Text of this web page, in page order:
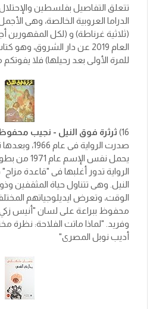
تتعلق التفاصيل بفلسطين والإحتلال
الدراما العروبية الخالصة، وهى
(ثلاثية غرناطة) و (لكل المقهورين
العام 2019 عن دار الشروق،
للمرة الأولى بعد رحيلها) فلا يفوتكم
16) ثرثرة فوق النيل - نجيب
صدرت الرواية فى
يحمل نفس
الرواية تدور أغلبها فى "قاعدة
النيل. وهى تتناول حياة المثقفين
الوقت، وتعرض ايديلوجياتهم
محفوظ ببراعة على لسان "أنيس
وفريد. "لماذا ماتت الفلاحة: نظرة
أديب نوبل المصرى"